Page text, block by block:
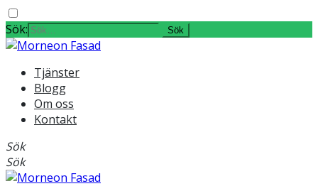
Sök:
Tjänster
Blogg
Om oss
Kontakt
Sök
Sök